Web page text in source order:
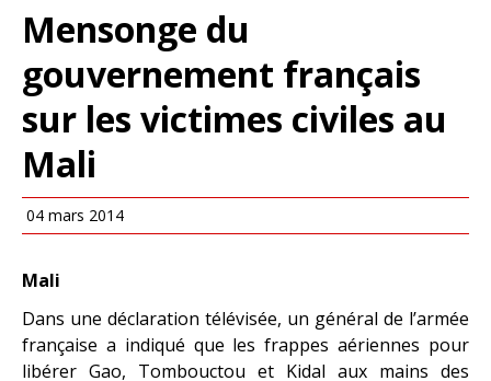
Mensonge du
gouvernement français
sur les victimes civiles au
Mali
04 mars 2014
Mali
Dans une déclaration télévisée, un général de l’armée
française a indiqué que les frappes aériennes pour
libérer Gao, Tombouctou et Kidal aux mains des